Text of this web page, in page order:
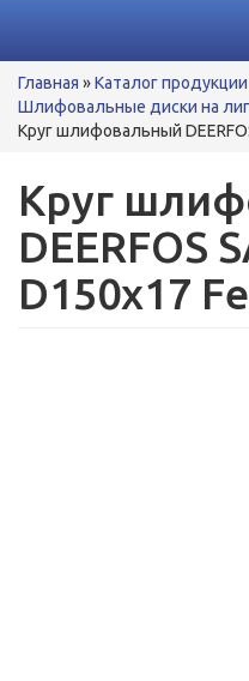
Вы
здесь
Главная »Каталог продукции
Шлифовальные диски на
Круг шлифовальный
Круг
DEERFOS
D150x17